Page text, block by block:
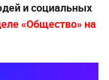
и социальных
«Общество» на